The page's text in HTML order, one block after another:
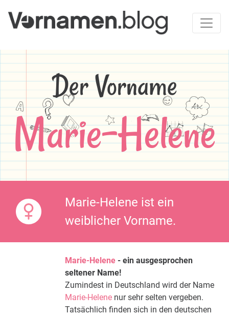
Der Vorname
Marie-Helene
Marie-Helene ist ein
weiblicher Vorname.
Marie-Helene - ein ausgesprochen
seltener Name!
Zumindest in Deutschland wird der Name
Marie-Helene nur sehr selten vergeben.
Tatsächlich finden sich in den deutschen